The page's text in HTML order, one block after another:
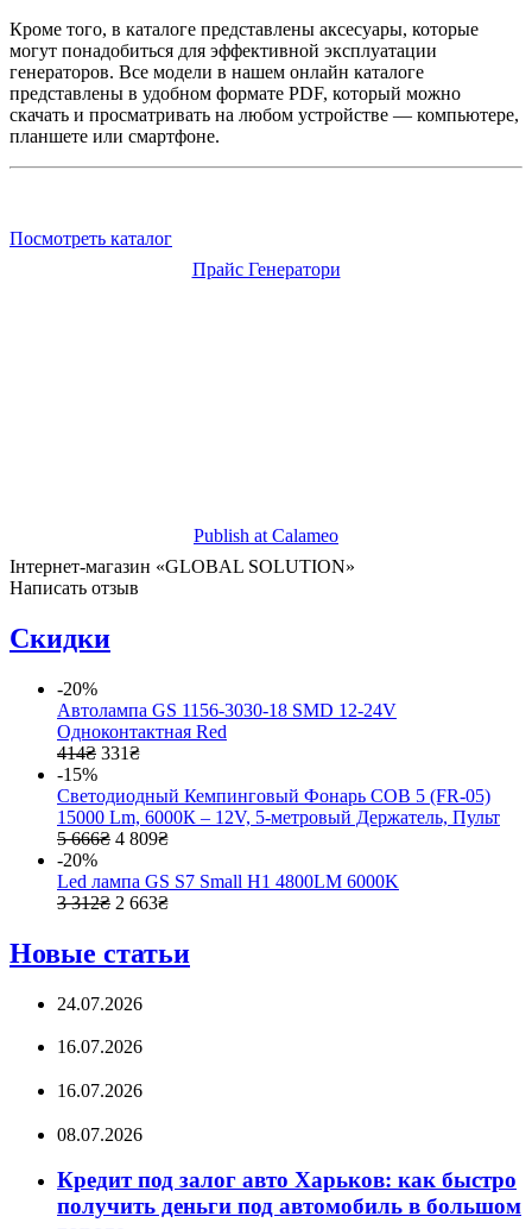
Кроме того, в каталоге представлены аксесуары, которые
могут понадобиться для эффективной эксплуатации
генераторов. Все модели в нашем онлайн каталоге
представлены в удобном формате PDF, который можно
скачать и просматривать на любом устройстве — компьютере,
планшете или смартфоне.
Посмотреть каталог
Прайс Генератори
Publish at Calameo
Інтернет-магазин «GLOBAL SOLUTION»
Написать отзыв
Скидки
-20%
Автолампа GS 1156-3030-18 SMD 12-24V
Одноконтактная Red
414₴ 331₴
-15%
Светодиодный Кемпинговый Фонарь COB 5 (FR-05)
15000 Lm, 6000К – 12V, 5-метровый Держатель, Пульт
5 666₴ 4 809₴
-20%
Led лампа GS S7 Small H1 4800LM 6000K
3 312₴ 2 663₴
Новые статьи
24.07.2026
16.07.2026
16.07.2026
08.07.2026
Кредит под залог авто Харьков: как быстро
получить деньги под автомобиль в большом